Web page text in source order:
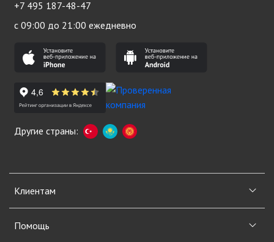
Клиентам
Помощь
+7 495 187-48-47
с 09:00 до 21:00 ежедневно
Другие страны: